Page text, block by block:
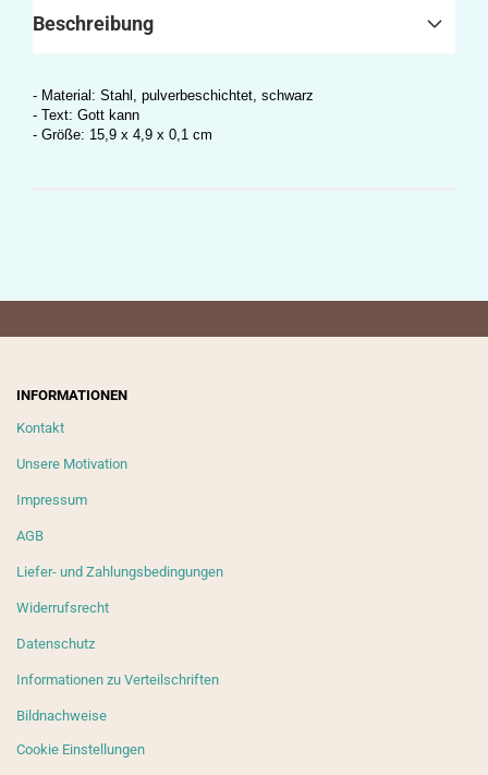
Beschreibung
- Material: Stahl, pulverbeschichtet, schwarz
- Text: Gott kann
- Größe: 15,9 x 4,9 x 0,1 cm
INFORMATIONEN
Kontakt
Unsere Motivation
Impressum
AGB
Liefer- und Zahlungsbedingungen
Widerrufsrecht
Datenschutz
Informationen zu Verteilschriften
Bildnachweise
Cookie Einstellungen